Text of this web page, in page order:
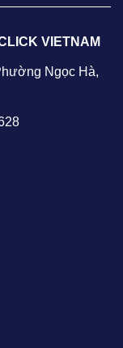
VIETNAM
Ngọc Hà,